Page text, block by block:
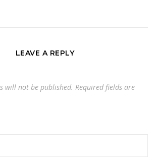
LEAVE A REPLY
will not be published. Required fields are